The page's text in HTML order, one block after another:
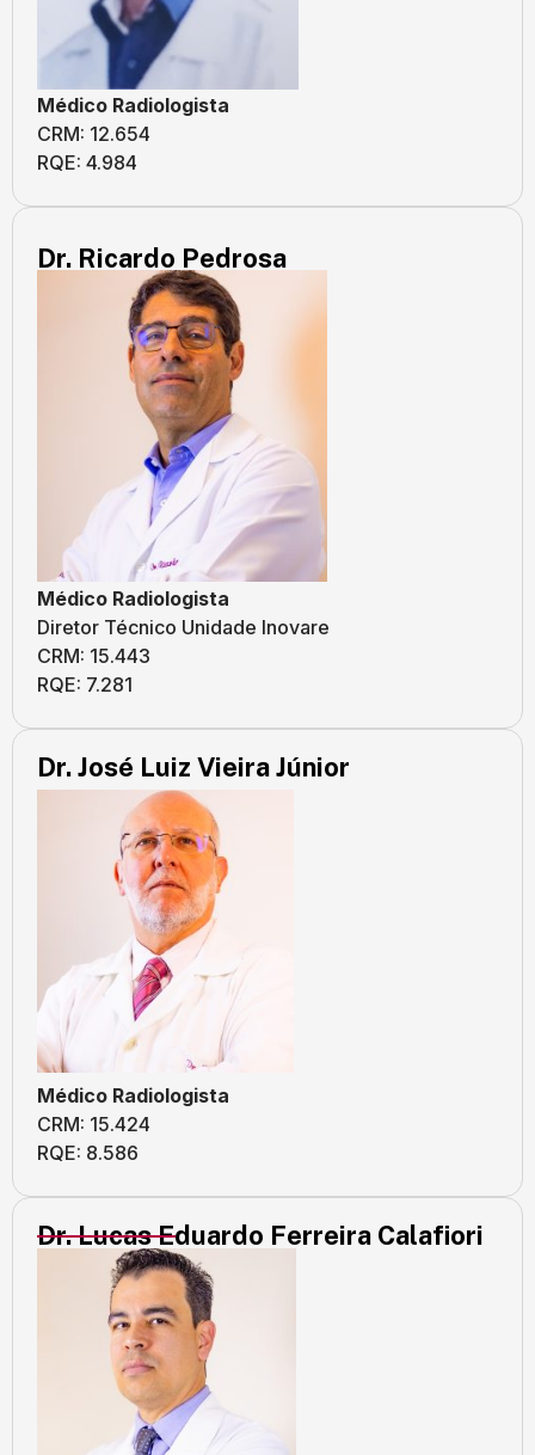
Médico Radiologista
CRM: 12.654
RQE: 4.984
Dr. Ricardo Pedrosa
Médico Radiologista
Diretor Técnico Unidade Inovare
CRM: 15.443
RQE: 7.281
Dr. José Luiz Vieira Júnior
Médico Radiologista
CRM: 15.424
RQE: 8.586
Dr. Lucas Eduardo Ferreira Calafiori